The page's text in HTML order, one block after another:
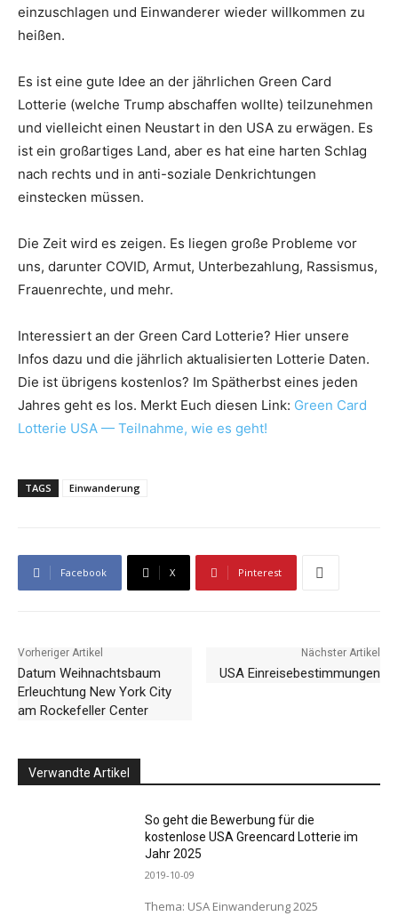
einzuschlagen und Einwanderer wieder willkommen zu
heißen.
Es ist eine gute Idee an der jährlichen Green Card
Lotterie (welche Trump abschaffen wollte) teilzunehmen
und vielleicht einen Neustart in den USA zu erwägen. Es
ist ein großartiges Land, aber es hat eine harten Schlag
nach rechts und in anti-soziale Denkrichtungen
einstecken müssen.
Die Zeit wird es zeigen. Es liegen große Probleme vor
uns, darunter COVID, Armut, Unterbezahlung, Rassismus,
Frauenrechte, und mehr.
Interessiert an der Green Card Lotterie? Hier unsere
Infos dazu und die jährlich aktualisierten Lotterie Daten.
Die ist übrigens kostenlos? Im Spätherbst eines jeden
Jahres geht es los. Merkt Euch diesen Link: Green Card
Lotterie USA — Teilnahme, wie es geht!
TAGS Einwanderung
Facebook X Pinterest
Vorheriger Artikel
Datum Weihnachtsbaum
Erleuchtung New York City
am Rockefeller Center
Nächster Artikel
USA Einreisebestimmungen
Verwandte Artikel
So geht die Bewerbung für die
kostenlose USA Greencard Lotterie im
Jahr 2025
2019-10-09
Thema: USA Einwanderung 2025